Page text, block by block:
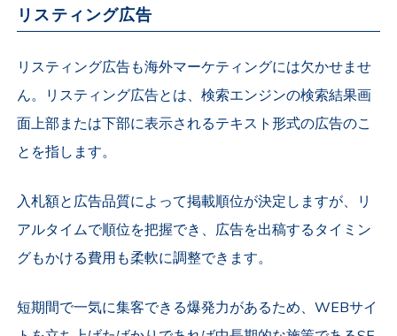
リスティング広告
リスティング広告も海外マーケティングには欠かせませ
ん。リスティング広告とは、検索エンジンの検索結果画
面上部または下部に表示されるテキスト形式の広告のこ
とを指します。
入札額と広告品質によって掲載順位が決定しますが、リ
アルタイムで順位を把握でき、広告を出稿するタイミン
グもかける費用も柔軟に調整できます。
短期間で一気に集客できる爆発力があるため、WEBサイ